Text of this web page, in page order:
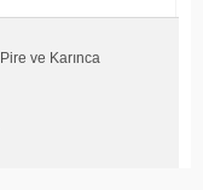
ve Karınca